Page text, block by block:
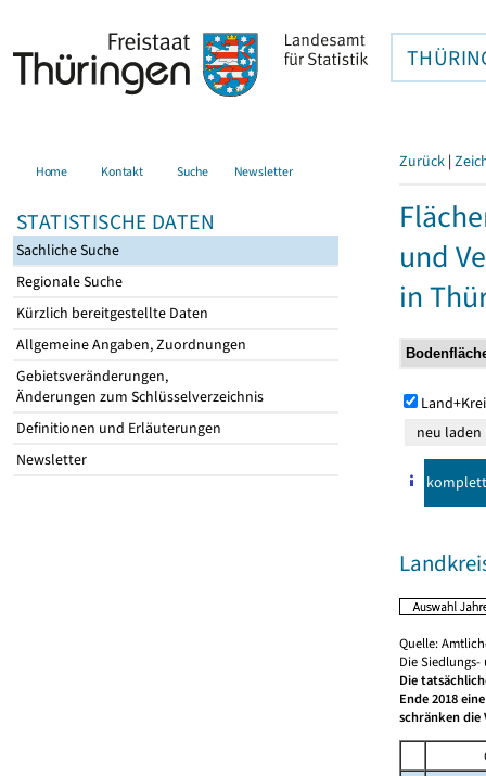
Home Kontakt Suche Newsletter
STATISTISCHE DATEN
Sachliche Suche
Regionale Suche
Kürzlich bereitgestellte Daten
Allgemeine Angaben, Zuordnungen
Gebietsveränderungen,
Änderungen zum Schlüsselverzeichnis
Definitionen und Erläuterungen
Newsletter
Zurück |
und
in
komplett
Quelle:
Die
Die
Ende 2018
schränken